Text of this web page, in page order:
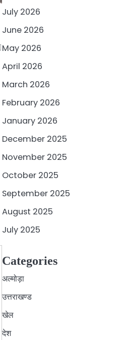
July 2026
June 2026
May 2026
April 2026
March 2026
February 2026
January 2026
December 2025
November 2025
October 2025
September 2025
August 2025
July 2025
Categories
अल्मोड़ा
उत्तराखण्ड
खेल
देश